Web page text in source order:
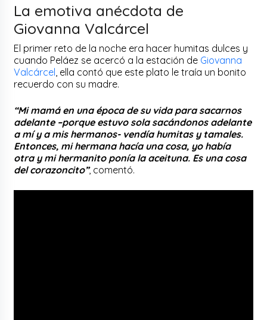
La emotiva anécdota de
Giovanna Valcárcel
El primer reto de la noche era hacer humitas dulces y
cuando Peláez se acercó a la estación de Giovanna
Valcárcel , ella contó que este plato le traía un bonito
recuerdo con su madre.
“Mi mamá en una época de su vida para sacarnos
adelante –porque estuvo sola sacándonos adelante
a mí y a mis hermanos- vendía humitas y tamales.
Entonces, mi hermana hacía una cosa, yo había
otra y mi hermanito ponía la aceituna. Es una cosa
del corazoncito”, comentó.